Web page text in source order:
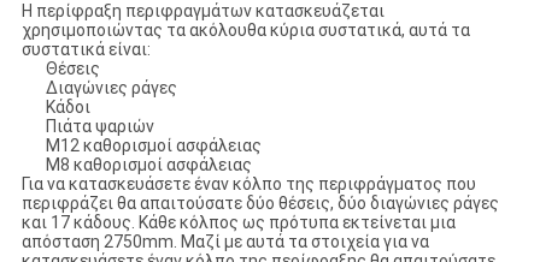
Η περίφραξη περιφραγμάτων κατασκευάζεται
χρησιμοποιώντας τα ακόλουθα κύρια συστατικά, αυτά τα
συστατικά είναι:
Θέσεις
Διαγώνιες ράγες
Κάδοι
Πιάτα ψαριών
M12 καθορισμοί ασφάλειας
M8 καθορισμοί ασφάλειας
Για να κατασκευάσετε έναν κόλπο της περιφράγματος που
περιφράζει θα απαιτούσατε δύο θέσεις, δύο διαγώνιες ράγες
και 17 κάδους. Κάθε κόλπος ως πρότυπα εκτείνεται μια
απόσταση 2750mm. Μαζί με αυτά τα στοιχεία για να